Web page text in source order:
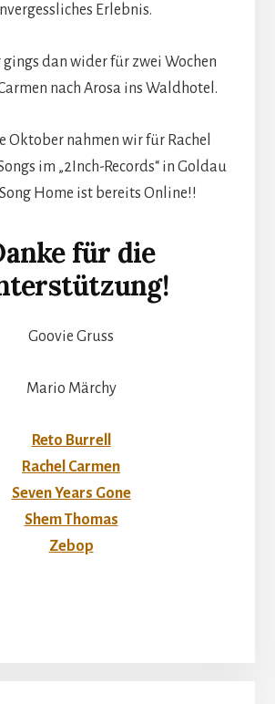
Erlebnis.
gings dan wider für zwei Wochen
nach Arosa ins Waldhotel.
Oktober nahmen wir für Rachel
im „2Inch-Records“ in Goldau
Home ist bereits Online!!
für die
Goovie Gruss
Mario Märchy
Reto Burrell
Rachel Carmen
Seven Years Gone
Shem Thomas
Zebop